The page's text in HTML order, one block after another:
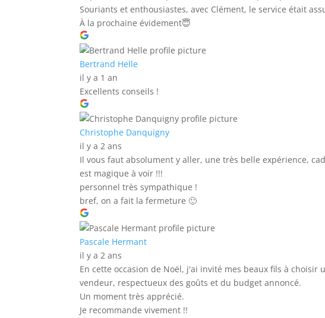
Souriants et enthousiastes, avec Clément, le service était
À la prochaine évidement😇
Bertrand Helle
il y a 1 an
Excellents conseils !
Christophe Danquigny
il y a 2 ans
Il vous faut absolument y aller, une très belle expérience,
est magique à voir !!!
personnel très sympathique !
bref, on a fait la fermeture 🙂
Pascale Hermant
il y a 2 ans
En cette occasion de Noël, j'ai invité mes beaux fils à
vendeur, respectueux des goûts et du budget annoncé.
Un moment très apprécié.
Je recommande vivement !!